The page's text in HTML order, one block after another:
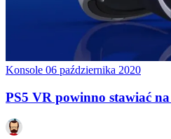
Konsole 06 października 2020
PS5 VR powinno stawiać na